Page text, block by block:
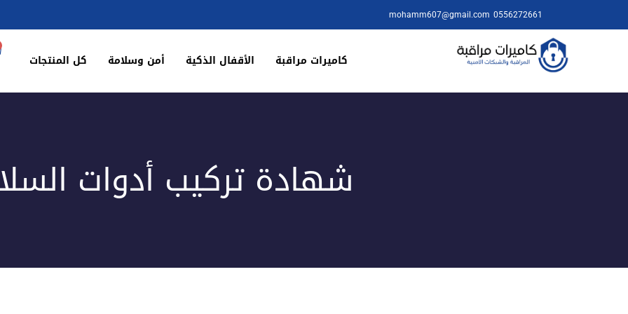
0556272661
mohamm607@gmail.com
كاميرات مراقبة الأقفال الذكية أمن وسلامة كل المنتجات
شهادة تركيب أدوات